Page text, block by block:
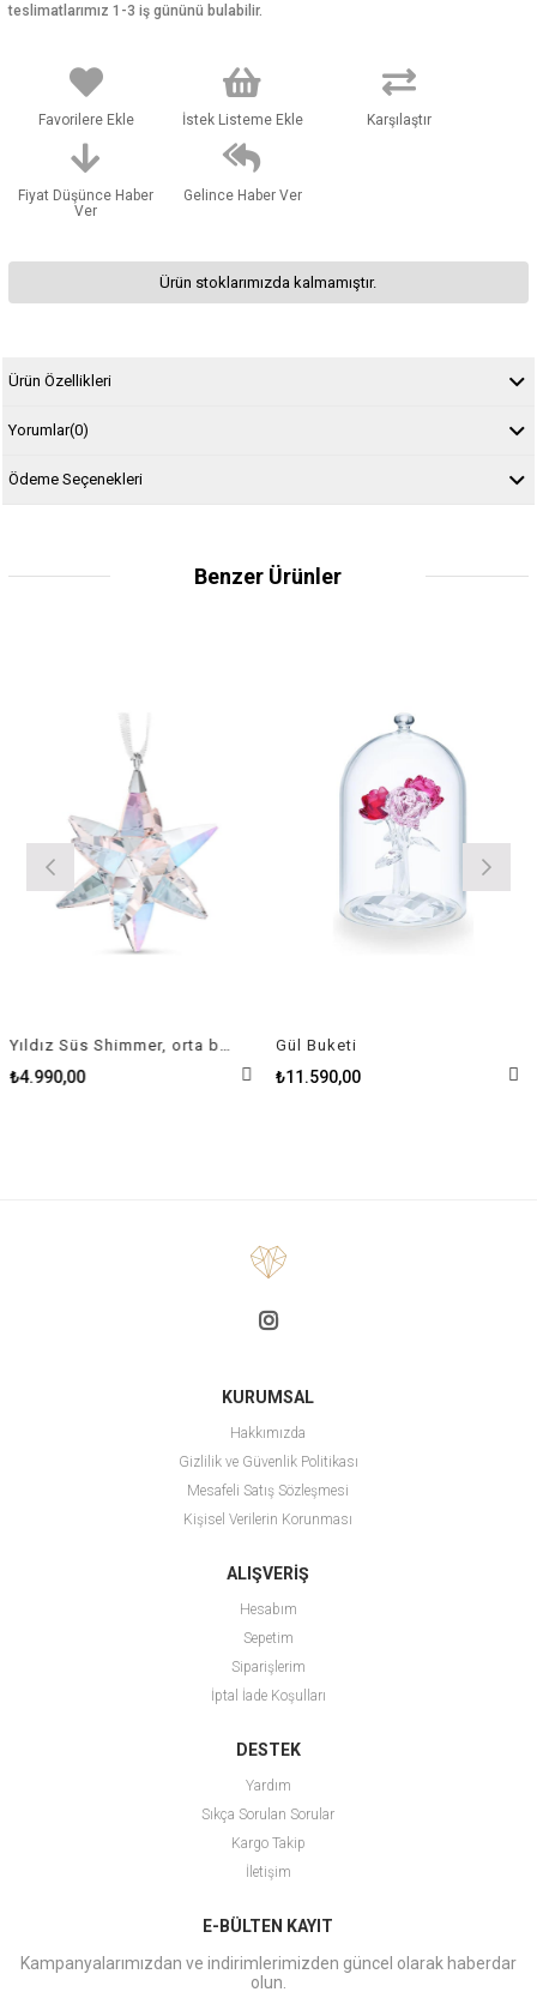
teslimatlarımız 1-3 iş gününü bulabilir.
Favorilere Ekle İstek Listeme Ekle Karşılaştır
Fiyat Düşünce Haber
Ver
Gelince Haber Ver
Ürün stoklarımızda kalmamıştır.
Ürün Özellikleri
Yorumlar(0)
Ödeme Seçenekleri
Benzer Ürünler
Yıldız Süs Shimmer, orta boy
₺4.990,00
Gül Buketi
₺11.590,00
KURUMSAL
Hakkımızda
Gizlilik ve Güvenlik Politikası
Mesafeli Satış Sözleşmesi
Kişisel Verilerin Korunması
ALIŞVERİŞ
Hesabım
Sepetim
Siparişlerim
İptal İade Koşulları
DESTEK
Yardım
Sıkça Sorulan Sorular
Kargo Takip
İletişim
E-BÜLTEN KAYIT
Kampanyalarımızdan ve indirimlerimizden güncel olarak haberdar
olun.